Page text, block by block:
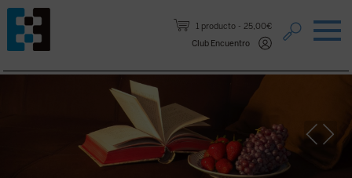
1 producto
25,00€
Club Encuentro
Saltar al contenido.